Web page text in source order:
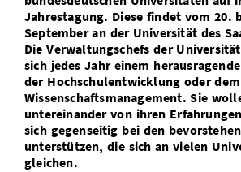
Jahrestagung. Diese findet vom 20.
September an der Universität des
Die Verwaltungschefs der
sich jedes Jahr einem
der Hochschulentwicklung oder dem
Wissenschaftsmanagement. Sie
untereinander von ihren
sich gegenseitig bei den
unterstützen, die sich an vielen
gleichen.